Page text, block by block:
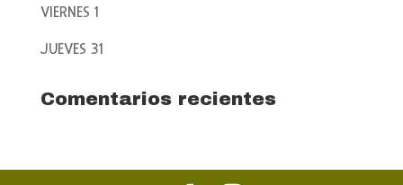
VIERNES 1
JUEVES 31
Comentarios recientes